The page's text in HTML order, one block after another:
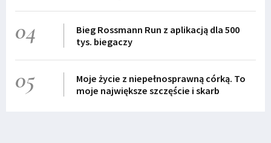
04
Bieg Rossmann Run z aplikacją dla 500
tys. biegaczy
05
Moje życie z niepełnosprawną córką. To
moje największe szczęście i skarb